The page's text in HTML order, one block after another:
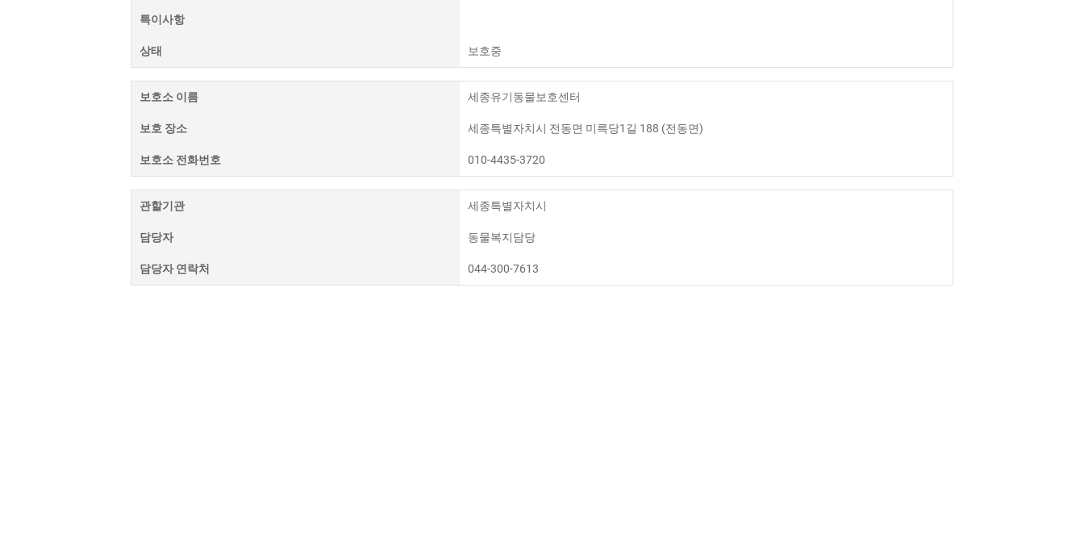
특이사항
상태 보호중
보호소 이름 세종유기동물보호센터
보호 장소 세종특별자치시 전동면 미륵당1길 188 (전동면)
보호소 전화번호 010-4435-3720
관할기관 세종특별자치시
담당자 동물복지담당
담당자 연락처 044-300-7613